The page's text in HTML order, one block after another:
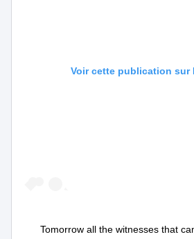
Voir cette publication sur
Tomorrow all the witnesses that